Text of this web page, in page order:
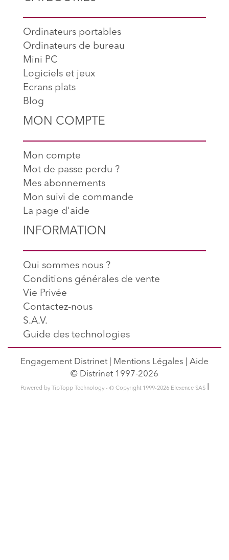
Ordinateurs portables
Ordinateurs de bureau
Mini PC
Logiciels et jeux
Ecrans plats
Blog
MON COMPTE
Mon compte
Mot de passe perdu ?
Mes abonnements
Mon suivi de commande
La page d'aide
INFORMATION
Qui sommes nous ?
Conditions générales de vente
Vie Privée
Contactez-nous
S.A.V.
Guide des technologies
Engagement Distrinet Mentions Légales
Aide
© Distrinet 1997-2026
Powered by TipTopp Technology - © Copyright 1999-2026 Elexence SAS